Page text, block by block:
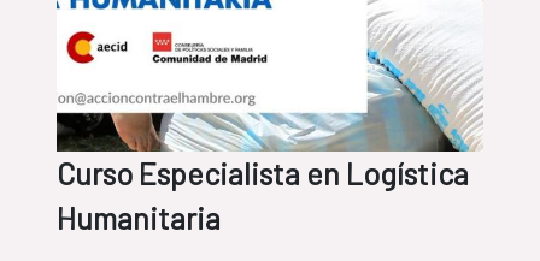
Curso Especialista en Logística
Humanitaria